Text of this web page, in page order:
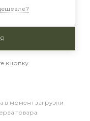
кнопку
в момент загрузки
товара